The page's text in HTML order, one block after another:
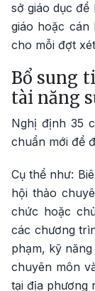
sở giáo dục
giáo hoặc cán
cho mỗi đợt
Bổ sung
tài năng
Nghị định 35
chuẩn mới để
Cụ thể như:
hội thảo
chức hoặc
các chương
phạm, kỹ
chuyên môn
tại địa phương